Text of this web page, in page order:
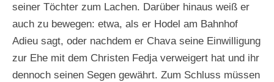
seiner Töchter zum Lachen. Darüber hinaus weiß er
auch zu bewegen: etwa, als er Hodel am Bahnhof
Adieu sagt, oder nachdem er Chava seine Einwilligung
zur Ehe mit dem Christen Fedja verweigert hat und ihr
dennoch seinen Segen gewährt. Zum Schluss müssen
r
n
K
r
n
K
r
n
K